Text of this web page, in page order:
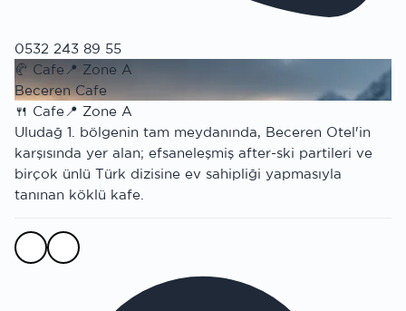
0532 243 89 55
🥐 Cafe 📍 Zone A
Beceren Cafe
🍴 Cafe📍 Zone A
Uludağ 1. bölgenin tam meydanında, Beceren Otel'in
karşısında yer alan; efsaneleşmiş after-ski partileri ve
birçok ünlü Türk dizisine ev sahipliği yapmasıyla
tanınan köklü kafe.